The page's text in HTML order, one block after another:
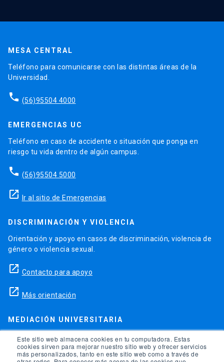
Este sitio web almacena cookies en tu computadora. Estas
cookies sirven para mejorar nuestro sitio web y ofrecer servicios
más personalizados, tanto en este sitio web como a través de
MESA CENTRAL
Teléfono para comunicarse con las distintas áreas de la
Universidad.
phone (56)95504 4000
EMERGENCIAS UC
Teléfono en caso de accidente o situación que ponga en
riesgo tu vida dentro de algún campus.
phone (56)95504 5000
launch Ir al sitio de Emergencias
DISCRIMINACIÓN Y VIOLENCIA
Orientación y apoyo en casos de discriminación, violencia de
género o violencia sexual.
launch Contacto para apoyo
launch Más orientación
MEDIACIÓN UNIVERSITARIA
Teléfonos para orientación y consejo si se ha vulnerado
alguno de tus derechos en la universidad.